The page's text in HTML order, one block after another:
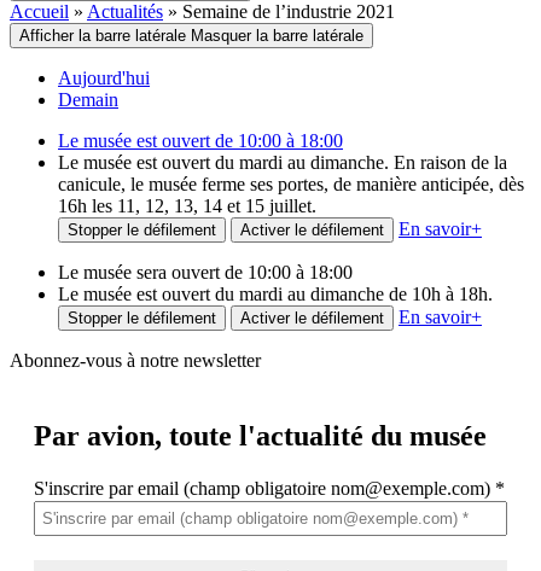
Accueil » Actualités » Semaine de l’industrie 2021
Afficher la barre latérale Masquer la barre latérale
Aujourd'hui
Demain
Le musée est ouvert de 10:00 à 18:00
Le musée est ouvert du mardi au dimanche. En raison de la
canicule, le musée ferme ses portes, de manière anticipée, dès
16h les 11, 12, 13, 14 et 15 juillet.
Stopper le défilement Activer le défilement En savoir+
Le musée sera ouvert de 10:00 à 18:00
Le musée est ouvert du mardi au dimanche de 10h à 18h.
Stopper le défilement Activer le défilement En savoir+
Abonnez-vous à notre newsletter
Par avion, toute l'actualité du musée
S'inscrire par email (champ obligatoire nom@exemple.com) *